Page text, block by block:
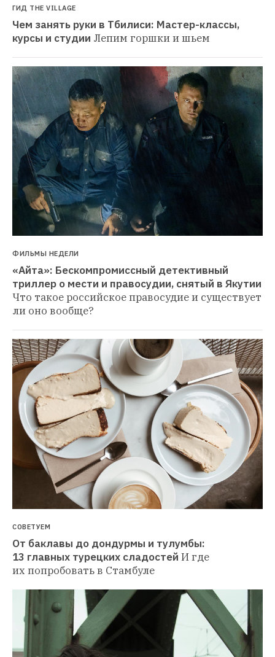
ГИД THE VILLAGE
Чем занять руки в Тбилиси: Мастер-классы,
курсы и студии Лепим горшки и шьем
ФИЛЬМЫ НЕДЕЛИ
«Айта»: Бескомпромиссный детективный
триллер о мести и правосудии, снятый в Якутии
Что такое российское правосудие и существует
ли оно вообще?
СОВЕТУЕМ
От баклавы до дондурмы и тулумбы:
13 главных турецких сладостей И где
их попробовать в Стамбуле